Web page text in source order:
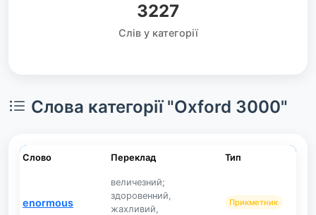
3227
Слів у категорії
Слова категорії "Oxford 3000"
Слово Переклад Тип
enormous
величезний;
здоровенний,
жахливий,
Прикметник